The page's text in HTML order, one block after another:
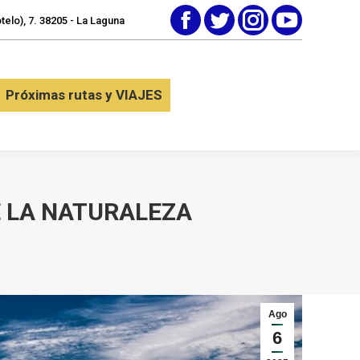
7. 38205 - La Laguna
FacebookTwitterInstagramYouTube
Próximas rutas y VIAJES
LA NATURALEZA
Ago
6